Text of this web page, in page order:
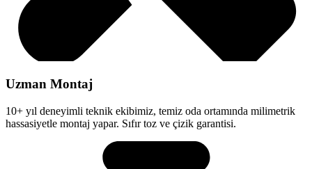
Uzman Montaj
10+ yıl deneyimli teknik ekibimiz, temiz oda ortamında milimetrik
hassasiyetle montaj yapar. Sıfır toz ve çizik garantisi.